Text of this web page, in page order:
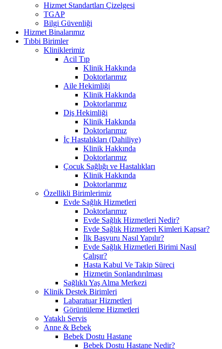
Hizmet Standartları Çizelgesi
TGAP
Bilgi Güvenliği
Hizmet Binalarımız
Tıbbi Birimler
Kliniklerimiz
Acil Tıp
Klinik Hakkında
Doktorlarımız
Aile Hekimliği
Klinik Hakkında
Doktorlarımız
Diş Hekimliği
Klinik Hakkında
Doktorlarımız
İç Hastalıkları (Dahiliye)
Klinik Hakkında
Doktorlarımız
Çocuk Sağlığı ve Hastalıkları
Klinik Hakkında
Doktorlarımız
Özellikli Birimlerimiz
Evde Sağlık Hizmetleri
Doktorlarımız
Evde Sağlık Hizmetleri Nedir?
Evde Sağlık Hizmetleri Kimleri Kapsar?
İlk Başvuru Nasıl Yapılır?
Evde Sağlık Hizmetleri Birimi Nasıl
Çalışır?
Hasta Kabul Ve Takip Süreci
Hizmetin Sonlandırılması
Sağlıklı Yaş Alma Merkezi
Klinik Destek Birimleri
Labaratuar Hizmetleri
Görüntüleme Hizmetleri
Yataklı Servis
Anne & Bebek
Bebek Dostu Hastane
Bebek Dostu Hastane Nedir?